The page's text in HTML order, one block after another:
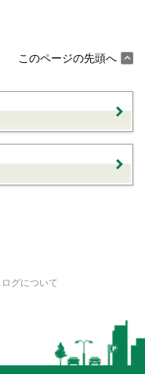
このページの先頭へ
グについて